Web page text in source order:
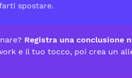
spostare.
Registra una conclusione
e il tuo tocco, poi crea un